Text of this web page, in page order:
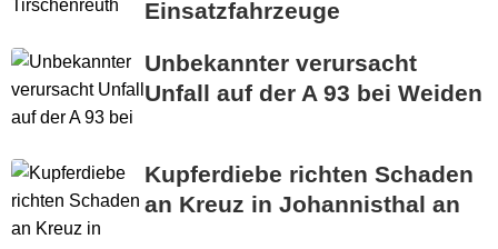
Einsatzfahrzeuge
Unbekannter verursacht
Unfall auf der A 93 bei Weiden
Kupferdiebe richten Schaden
an Kreuz in Johannisthal an